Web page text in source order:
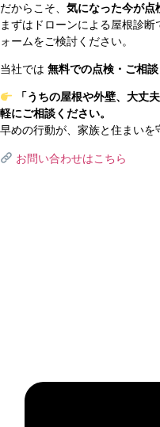
だからこそ、 気になった今が点
まずはドローンによる屋根診
ォームをご検討ください。
当社では 無料での点検・ご相談
「うちの屋根や外壁、大丈
軽にご相談ください。
早めの行動が、家族と住まいを
お問い合わせはこちら